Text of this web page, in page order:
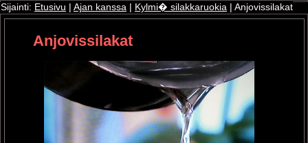
Sijainti: Etusivu Ajan kanssa Kylmi� silakkaruokia | Anjovissilakat
Anjovissilakat